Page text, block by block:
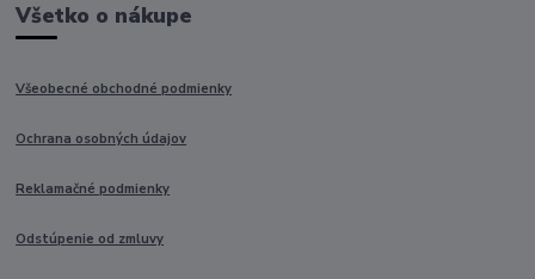
Všetko o nákupe
Všeobecné obchodné podmienky
Ochrana osobných údajov
Reklamačné podmienky
Odstúpenie od zmluvy